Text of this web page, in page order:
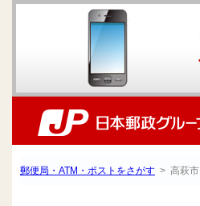
郵便局・ATM・ポストをさがす > 高萩市